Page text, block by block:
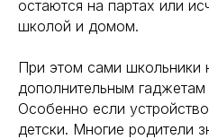
остаются на партах или
школой и домом.
При этом сами школьники
дополнительным
Особенно если
детски. Многие родители